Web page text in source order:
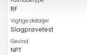
RF
Slagprøvetest
NPT